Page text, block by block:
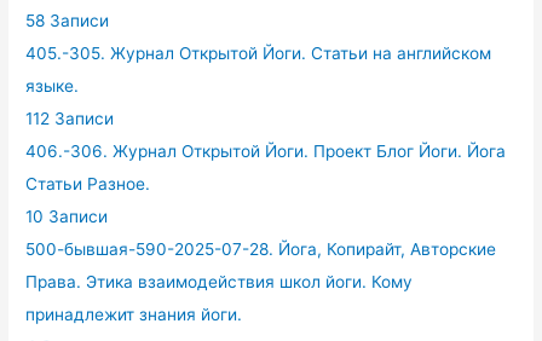
58 Записи
405.-305. Журнал Открытой Йоги. Статьи на английском
языке.
112 Записи
406.-306. Журнал Открытой Йоги. Проект Блог Йоги. Йога
Статьи Разное.
10 Записи
500-бывшая-590-2025-07-28. Йога, Копирайт, Авторские
Права. Этика взаимодействия школ йоги. Кому
принадлежит знания йоги.